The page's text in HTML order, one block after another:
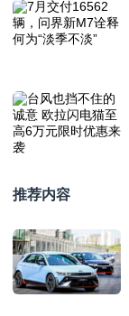
推荐内容